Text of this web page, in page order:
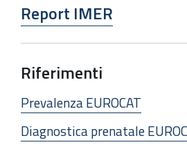
Report IMER
Riferimenti
Prevalenza EUROCAT
Diagnostica prenatale